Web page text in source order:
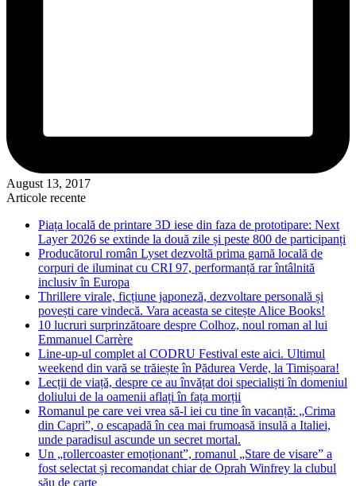
August 13, 2017
Articole recente
Piața locală de printare 3D iese din faza de prototipare: Next
Layer 2026 se extinde la două zile și peste 800 de participanți
Producătorul român Lyset dezvoltă prima gamă locală de
corpuri de iluminat cu CRI 97, performanță rar întâlnită
inclusiv în Europa
Thrillere virale, ficțiune japoneză, dezvoltare personală și
povești care vindecă. Vara aceasta se citește Alice Books!
10 lucruri surprinzătoare despre Colhoz, noul roman al lui
Emmanuel Carrère
Line-up-ul complet al CODRU Festival este aici. Ultimul
weekend din vară se trăiește în Pădurea Verde, la Timișoara!
Lecții de viață, despre ce au învățat doi specialiști în domeniul
doliului de la oamenii aflați în fața morții
Romanul pe care vei vrea să-l iei cu tine în vacanță: „Crima
din Capri”, o escapadă în cea mai frumoasă insulă a Italiei,
unde paradisul ascunde un secret mortal.
Un „rollercoaster emoționant”, romanul „Stare de visare” a
fost selectat și recomandat chiar de Oprah Winfrey la clubul
său de carte